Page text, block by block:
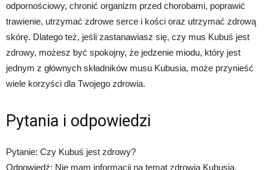
odpornościowy, chronić organizm przed chorobami, poprawić
trawienie, utrzymać zdrowe serce i kości oraz utrzymać zdrową
skórę. Dlatego też, jeśli zastanawiasz się, czy mus Kubuś jest
zdrowy, możesz być spokojny, że jedzenie miodu, który jest
jednym z głównych składników musu Kubusia, może przynieść
wiele korzyści dla Twojego zdrowia.
Pytania i odpowiedzi
Pytanie: Czy Kubuś jest zdrowy?
Odpowiedź: Nie mam informacji na temat zdrowia Kubusia.